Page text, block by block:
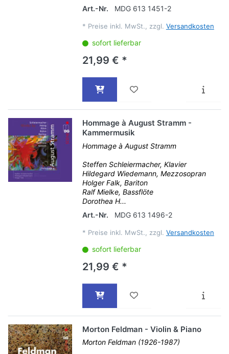
Art.-Nr.
MDG 613 1451-2
* Preise inkl. MwSt., zzgl. Versandkosten
sofort lieferbar
21,99 € *
Hommage à August Stramm -
Kammermusik
Hommage à August Stramm
Steffen Schleiermacher, Klavier
Hildegard Wiedemann, Mezzosopran
Holger Falk, Bariton
Ralf Mielke, Bassflöte
Dorothea H...
Art.-Nr.
MDG 613 1496-2
* Preise inkl. MwSt., zzgl. Versandkosten
sofort lieferbar
21,99 € *
Morton Feldman - Violin & Piano
Morton Feldman (1926-1987)